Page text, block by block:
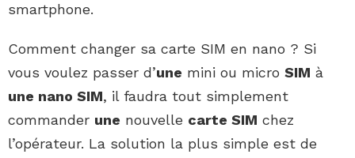
smartphone.
Comment changer sa carte SIM en nano ? Si
vous voulez passer d’une mini ou micro SIM à
une nano SIM, il faudra tout simplement
commander une nouvelle carte SIM chez
l’opérateur. La solution la plus simple est de